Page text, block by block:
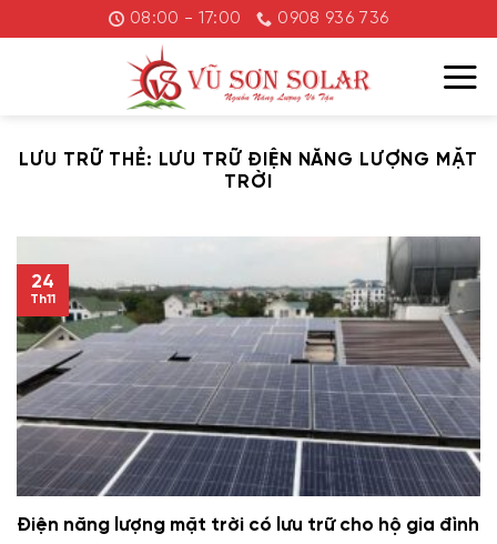
đến
08:00 - 17:00 0908 936 736
LƯU TRỮ THẺ: LƯU TRỮ ĐIỆN NĂNG LƯỢNG MẶT
TRỜI
Điện năng lượng mặt trời có lưu trữ cho hộ gia đình
24
Th11